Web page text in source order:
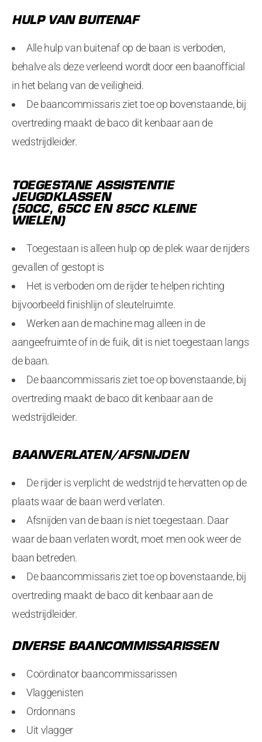
HULP VAN BUITENAF
Alle hulp van buitenaf op de baan is verboden,
behalve als deze verleend wordt door een baanofficial
in het belang van de veiligheid.
De baancommissaris ziet toe op bovenstaande, bij
overtreding maakt de baco dit kenbaar aan de
wedstrijdleider.
TOEGESTANE ASSISTENTIE
JEUGDKLASSEN
(50CC, 65CC EN 85CC KLEINE
WIELEN)
Toegestaan is alleen hulp op de plek waar de rijders
gevallen of gestopt is
Het is verboden om de rijder te helpen richting
bijvoorbeeld finishlijn of sleutelruimte.
Werken aan de machine mag alleen in de
aangeefruimte of in de fuik, dit is niet toegestaan langs
de baan.
De baancommissaris ziet toe op bovenstaande, bij
overtreding maakt de baco dit kenbaar aan de
wedstrijdleider.
BAANVERLATEN/AFSNIJDEN
De rijder is verplicht de wedstrijd te hervatten op de
plaats waar de baan werd verlaten.
Afsnijden van de baan is niet toegestaan. Daar
waar de baan verlaten wordt, moet men ook weer de
baan betreden.
De baancommissaris ziet toe op bovenstaande, bij
overtreding maakt de baco dit kenbaar aan de
wedstrijdleider.
DIVERSE BAANCOMMISSARISSEN
Coördinator baancommissarissen
Vlaggenisten
Ordonnans
Uit vlagger